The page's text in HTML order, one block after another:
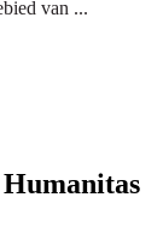
van ...